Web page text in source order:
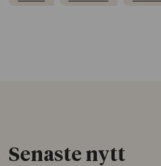
Senaste nytt